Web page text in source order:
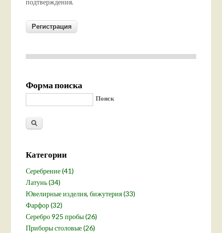
подтверждения.
Форма поиска
Поиск
Категории
Серебрение (41)
Латунь (34)
Ювелирные изделия, бижутерия (33)
Фарфор (32)
Серебро 925 пробы (26)
Приборы столовые (26)